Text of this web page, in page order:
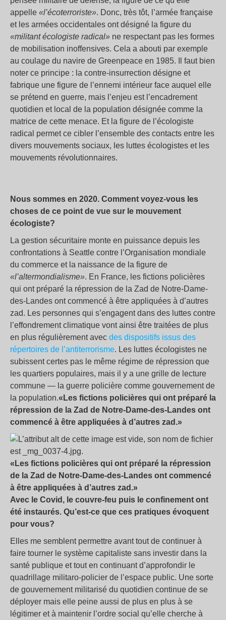
appelle «l’écoterroriste». Donc, très tôt, l’armée française
et les armées occidentales ont désigné la figure du
«militant écologiste radical» ne respectant pas les formes
de mobilisation inoffensives. Cela a abouti par exemple
au coulage du navire de Greenpeace en 1985. Il faut bien
noter ce principe : la contre-insurrection désigne et
fabrique une figure de l’ennemi intérieur face auquel elle
se prétend en guerre, mais l’enjeu est l’encadrement
quotidien et local de la population désignée comme la
matrice de cette menace. Et la figure de l’écologiste
radical permet ce cibler l’ensemble des contacts entre les
divers mouvements sociaux, les luttes écologistes et les
mouvements révolutionnaires.
Nous sommes en 2020. Comment voyez-vous les
choses de ce point de vue sur le mouvement
écologiste?
La gestion sécuritaire monte en puissance depuis les
confrontations à Seattle contre l’Organisation mondiale
du commerce et la naissance de la figure de
«l’altermondialisme». En France, les fictions policières
qui ont préparé la répression de la Zad de Notre-Dame-
des-Landes ont commencé à être appliquées à d’autres
zad. Les personnes qui s’engagent dans des luttes contre
l’effondrement climatique vont ainsi être traitées de plus
en plus régulièrement avec des dispositifs issus des
répertoires de l’antiterrorisme. Les luttes écologistes ne
subissent certes pas le même régime de répression que
les quartiers populaires, mais il y a une grille de lecture
commune — la guerre policière comme gouvernement de
la population.«Les fictions policières qui ont préparé la
répression de la Zad de Notre-Dame-des-Landes ont
commencé à être appliquées à d’autres zad.»
«Les fictions policières qui ont préparé la répression
de la Zad de Notre-Dame-des-Landes ont commencé
à être appliquées à d’autres zad.»
Avec le Covid, le couvre-feu puis le confinement ont
été instaurés. Qu’est-ce que ces pratiques évoquent
pour vous?
Elles me semblent permettre avant tout de continuer à
faire tourner le système capitaliste sans investir dans la
santé publique et tout en continuant d’approfondir le
quadrillage militaro-policier de l’espace public. Une sorte
de gouvernement militarisé du quotidien continue de se
déployer mais elle peine aussi de plus en plus à se
légitimer et à maintenir l’ordre social qu’elle cherche à